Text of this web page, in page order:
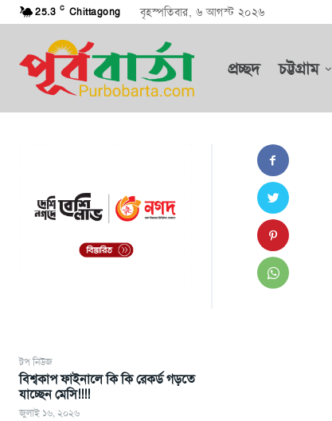
25.3 C Chittagong বৃহস্পতিবার, ৬ আগস্ট ২০২৬
প্রচ্ছদ চট্টগ্রাম
টপ নিউজ
বিশ্বকাপ ফাইনালে কি কি রেকর্ড গড়তে
যাচ্ছেন মেসি!!!!
জুলাই ১৬, ২০২৬